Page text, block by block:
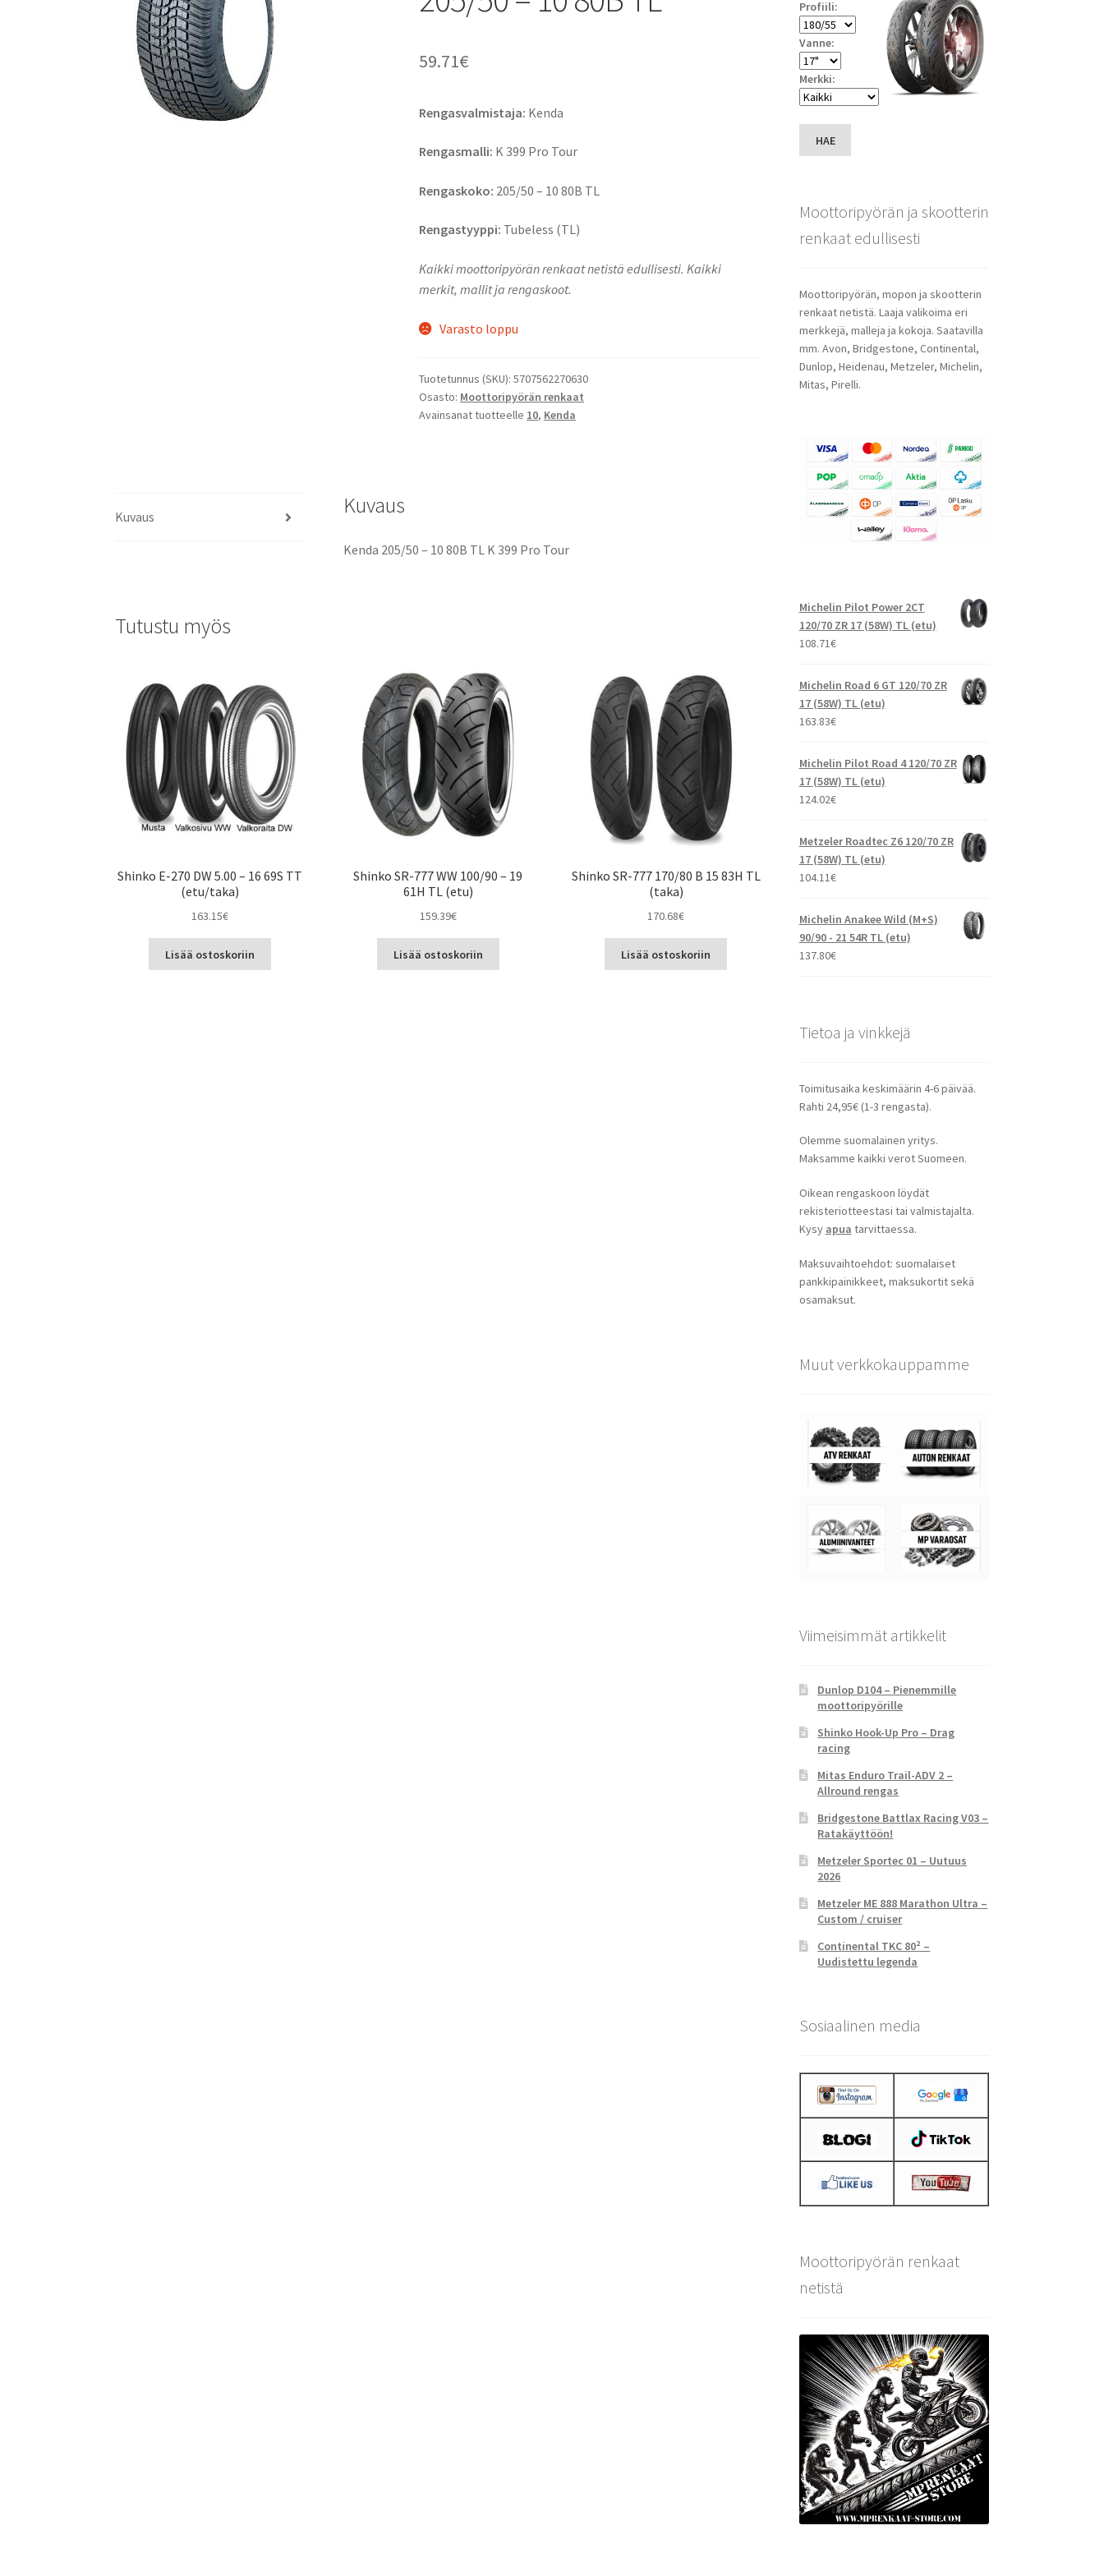
59.71€
Rengasvalmistaja: Kenda
Rengasmalli: K 399 Pro Tour
Rengaskoko: 205/50 – 10 80B TL
Rengastyyppi: Tubeless (TL)
Kaikki moottoripyörän renkaat netistä edullisesti. Kaikki
merkit, mallit ja rengaskoot.
Varasto loppu
Tuotetunnus (SKU):5707562270630
Osasto: Moottoripyörän renkaat
Avainsanat tuotteelle 10, Kenda
Kuvaus Kuvaus
Kenda 205/50 – 10 80B TL K 399 Pro Tour
Tutustu myös
Shinko E-270 DW 5.00 – 16 69S TT
(etu/taka)
163.15€
Lisää ostoskoriin
Shinko SR-777 WW 100/90 – 19
61H TL (etu)
159.39€
Lisää ostoskoriin
Shinko SR-777 170/80 B 15 83H TL
(taka)
170.68€
Lisää ostoskoriin
Profiili:
Vanne:
Merkki:
HAE
Moottoripyörän ja skootterin
renkaat edullisesti
Moottoripyörän, mopon ja skootterin
renkaat netistä. Laaja valikoima eri
merkkejä, malleja ja kokoja. Saatavilla
mm. Avon, Bridgestone, Continental,
Dunlop, Heidenau, Metzeler, Michelin,
Mitas, Pirelli.
Michelin Pilot Power 2CT
120/70 ZR 17 (58W) TL (etu)
108.71€
Michelin Road 6 GT 120/70 ZR
17 (58W) TL (etu)
163.83€
Michelin Pilot Road 4 120/70 ZR
17 (58W) TL (etu)
124.02€
Metzeler Roadtec Z6 120/70 ZR
17 (58W) TL (etu)
104.11€
Michelin Anakee Wild (M+S)
90/90 - 21 54R TL (etu)
137.80€
Tietoa ja vinkkejä
Toimitusaika keskimäärin 4-6 päivää.
Rahti 24,95€ (1-3 rengasta).
Olemme suomalainen yritys.
Maksamme kaikki verot Suomeen.
Oikean rengaskoon löydät
rekisteriotteestasi tai valmistajalta.
Kysy apua tarvittaessa.
Maksuvaihtoehdot: suomalaiset
pankkipainikkeet, maksukortit sekä
osamaksut.
Muut verkkokauppamme
Viimeisimmät artikkelit
Dunlop D104 – Pienemmille
moottoripyörille
Shinko Hook-Up Pro – Drag
racing
Mitas Enduro Trail-ADV 2 –
Allround rengas
Bridgestone Battlax Racing V03 –
Ratakäyttöön!
Metzeler Sportec 01 – Uutuus
2026
Metzeler ME 888 Marathon Ultra –
Custom / cruiser
Continental TKC 80² –
Uudistettu legenda
Sosiaalinen media
Moottoripyörän renkaat
netistä